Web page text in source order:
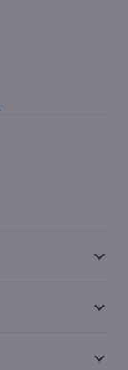
keyboard_arrow_down
keyboard_arrow_down
keyboard_arrow_down